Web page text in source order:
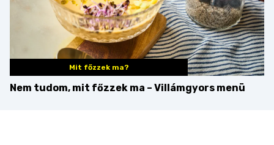
Mit főzzek ma?
Nem tudom, mit főzzek ma – Villámgyors menü